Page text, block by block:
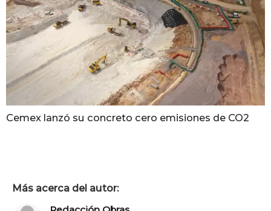
Cemex lanzó su concreto cero emisiones de CO2
Más acerca del autor: